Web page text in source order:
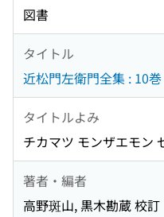
図書
タイトル
近松門左衛門全集 : 10巻
タイトルよみ
チカマツ モンザエモン
著者・編者
高野斑山, 黒木勘蔵 校訂